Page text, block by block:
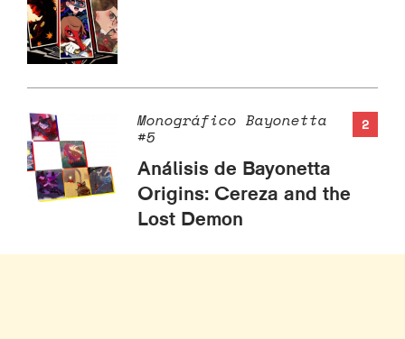
2
Monográfico Bayonetta
#5
Análisis de Bayonetta
Origins: Cereza and the
Lost Demon